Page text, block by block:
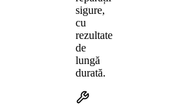
sigure,
cu
rezultate
de
lungă
durată.